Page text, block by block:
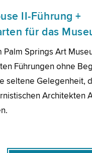
II-Führung +
für das
Palm Springs Art
Führungen ohne
seltene Gelegenheit,
Architekten